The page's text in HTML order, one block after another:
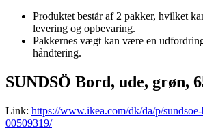
Produktet består af 2 pakker, hvilket
levering og opbevaring.
Pakkernes vægt kan være en
håndtering.
SUNDSÖ Bord, ude, grøn,
Link: https://www.ikea.com/dk/da/p/
00509319/